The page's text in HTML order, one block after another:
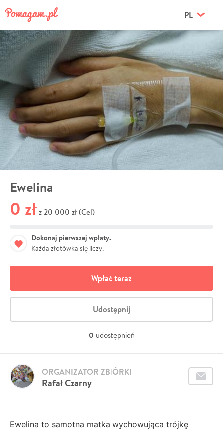
PL
Ewelina
0 zł z 20 000 zł (Cel)
Dokonaj pierwszej wpłaty.
Każda złotówka się liczy.
Wpłać teraz
Udostępnij
0 udostępnień
Rafał Czarny
ORGANIZATOR ZBIÓRKI
Ewelina to samotna matka wychowująca trójkę